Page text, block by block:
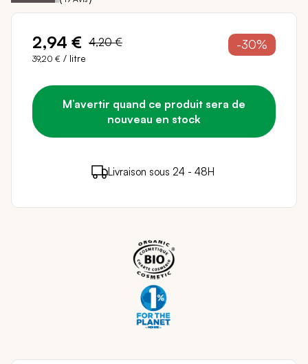
2,94 € 4,20 €
39,20 € / litre
-30%
M’avertir quand ce produit sera de
nouveau en stock
2 points de fidélité ( 0,04 € )
en achetant ce
Livraison sous 24 - 48H
Paiement sécurisé